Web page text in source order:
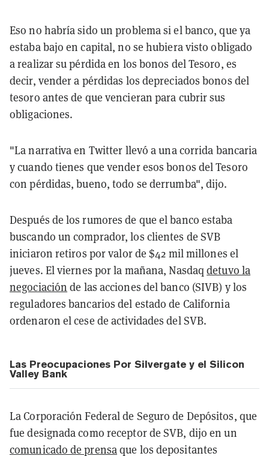
Eso no habría sido un problema si el banco, que ya
estaba bajo en capital, no se hubiera visto obligado
a realizar su pérdida en los bonos del Tesoro, es
decir, vender a pérdidas los depreciados bonos del
tesoro antes de que vencieran para cubrir sus
obligaciones.
"La narrativa en Twitter llevó a una corrida bancaria
y cuando tienes que vender esos bonos del Tesoro
con pérdidas, bueno, todo se derrumba", dijo.
Después de los rumores de que el banco estaba
buscando un comprador, los clientes de SVB
iniciaron retiros por valor de $42 mil millones el
jueves. El viernes por la mañana, Nasdaqdetuvo la
negociación de las acciones del banco (SIVB) y los
reguladores bancarios del estado de California
ordenaron el cese de actividades del SVB.
Las Preocupaciones Por Silvergate y el Silicon
Valley Bank
La Corporación Federal de Seguro de Depósitos, que
fue designada como receptor de SVB, dijo en un
comunicado de prensaque los depositantes